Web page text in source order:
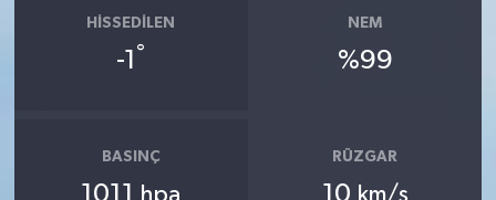
HISSEDILEN
-1 °
NEM
%99
BASINÇ RÜZGAR